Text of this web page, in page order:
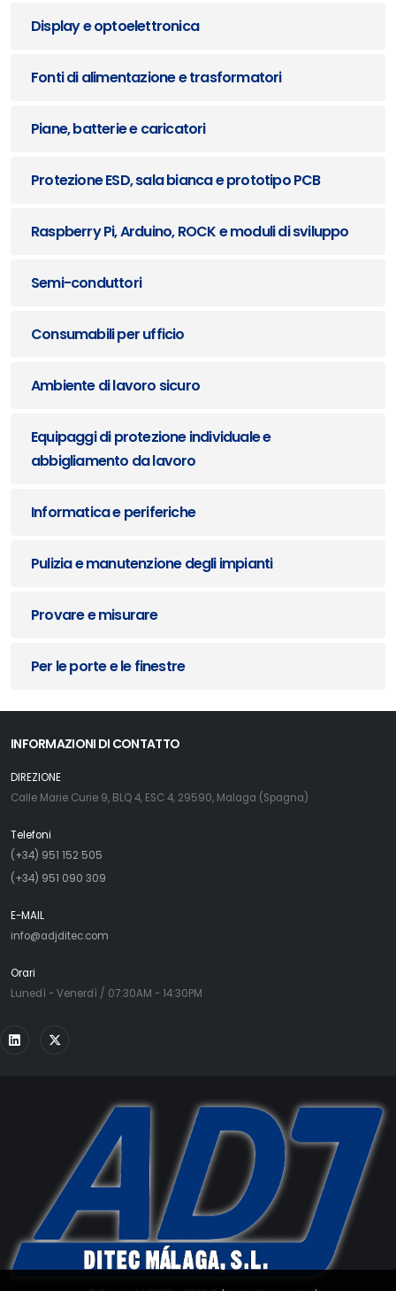
Display e optoelettronica
Fonti di alimentazione e trasformatori
Piane, batterie e caricatori
Protezione ESD, sala bianca e prototipo PCB
Raspberry Pi, Arduino, ROCK e moduli di sviluppo
Semi-conduttori
Consumabili per ufficio
Ambiente di lavoro sicuro
Equipaggi di protezione individuale e
abbigliamento da lavoro
Informatica e periferiche
Pulizia e manutenzione degli impianti
Provare e misurare
Per le porte e le finestre
INFORMAZIONI DI CONTATTO
DIREZIONE
Calle Marie Curie 9, BLQ 4, ESC 4, 29590, Malaga (Spagna)
Telefoni
(+34) 951 152 505
(+34) 951 090 309
E-MAIL
info@adjditec.com
Orari
Lunedì - Venerdì / 07:30AM - 14:30PM